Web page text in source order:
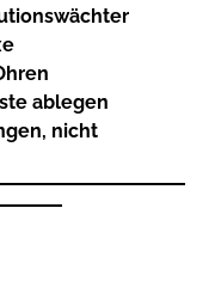
ablegen
nicht